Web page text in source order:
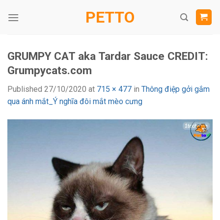
PETTO
GRUMPY CAT aka Tardar Sauce CREDIT:
Grumpycats.com
Published 27/10/2020 at 715 × 477 in Thông điệp gởi gắm
qua ánh mắt_Ý nghĩa đôi mắt mèo cưng